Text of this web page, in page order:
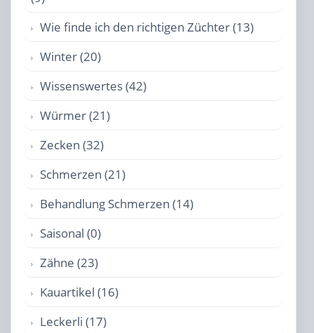
Wie finde ich den richtigen Züchter (13)
Winter (20)
Wissenswertes (42)
Würmer (21)
Zecken (32)
Schmerzen (21)
Behandlung Schmerzen (14)
Saisonal (0)
Zähne (23)
Kauartikel (16)
Leckerli (17)